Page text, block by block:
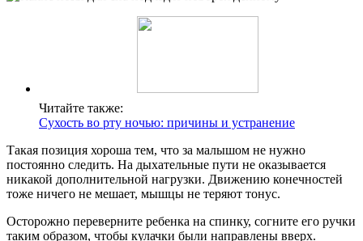
Читайте также:
Сухость во рту ночью: причины и устранение
Такая позиция хороша тем, что за малышом не нужно
постоянно следить. На дыхательные пути не оказывается
никакой дополнительной нагрузки. Движению конечностей
тоже ничего не мешает, мышцы не теряют тонус.
Осторожно переверните ребенка на спинку, согните его ручки
таким образом, чтобы кулачки были направлены вверх.